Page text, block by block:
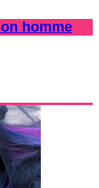
homme